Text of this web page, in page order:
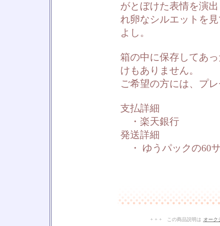
がとぼけた表情を演
れ卵なシルエットを
よし。
箱の中に保存してあ
けもありません。
ご希望の方には、プ
支払詳細
・楽天銀行
発送詳細
・ ゆうパックの60
+ + + この商品説明は オーク